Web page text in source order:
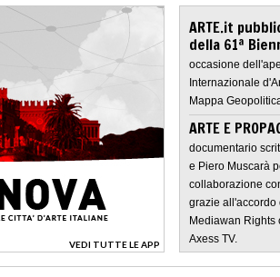
VEDI TUTTE LE APP
>
ARTE.it
della 61ª
occasione
Internazionale
Mappa
ARTE E
documentario
e Piero Muscarà
collaborazione
grazie all'accordo
Mediawan Rights
Axess TV.